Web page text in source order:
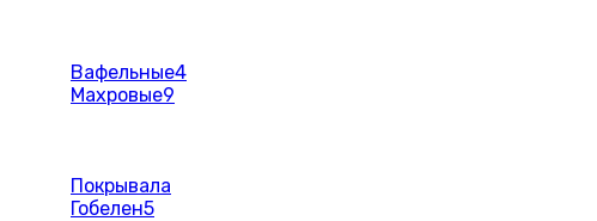
Вафельные4
Махровые9
Покрывала
Гобелен5